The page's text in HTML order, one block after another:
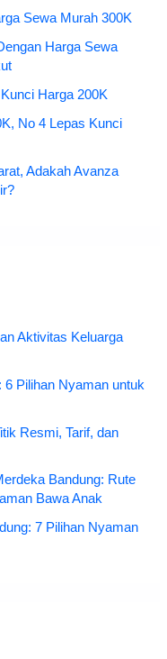
Sewa Murah 300K
Harga Sewa
Harga 200K
No 4 Lepas Kunci
Adakah Avanza
Aktivitas Keluarga
6 Pilihan Nyaman untuk
Resmi, Tarif, dan
Bandung: Rute
Bawa Anak
7 Pilihan Nyaman